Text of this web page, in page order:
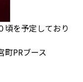
を予定しており
PRブース